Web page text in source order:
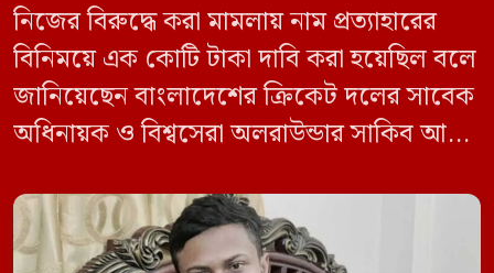
নিজের বিরুদ্ধে করা মামলায় নাম প্রত্যাহারের
বিনিময়ে এক কোটি টাকা দাবি করা হয়েছিল বলে
জানিয়েছেন বাংলাদেশের ক্রিকেট দলের সাবেক
অধিনায়ক ও বিশ্বসেরা অলরাউন্ডার সাকিব আল
সাক্ষাৎকারে দেশের রাজনীতি, মামলা, জাতীয়
দলে ফেরা এবং নিজের বর্তমান জীবন নিয়ে